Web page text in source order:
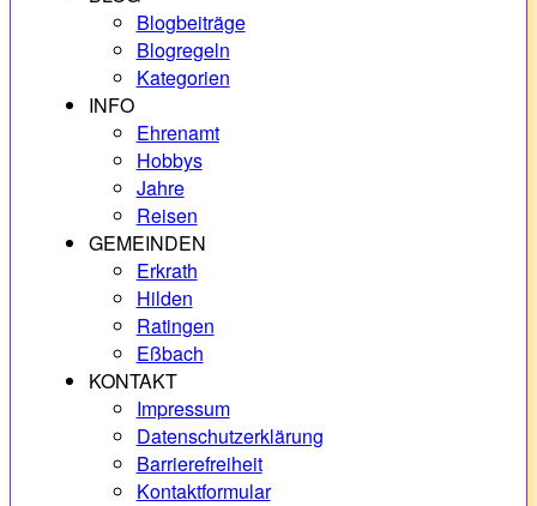
Blogbeiträge
Blogregeln
Kategorien
INFO
Ehrenamt
Hobbys
Jahre
Reisen
GEMEINDEN
Erkrath
Hilden
Ratingen
Eßbach
KONTAKT
Impressum
Datenschutzerklärung
Barrierefreiheit
Kontaktformular